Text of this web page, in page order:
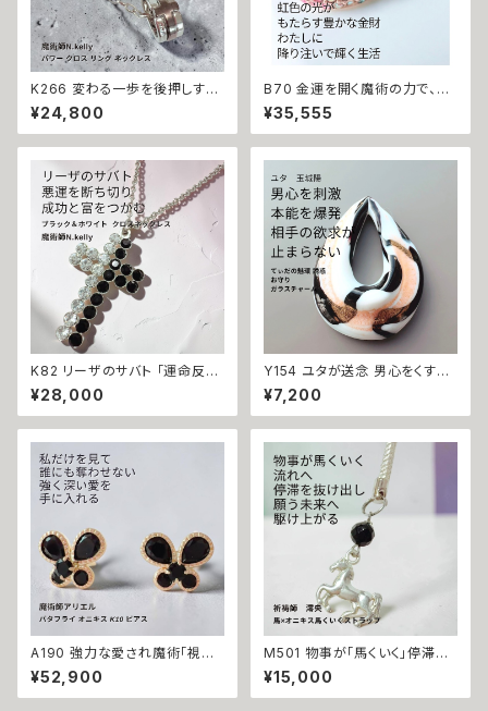
K266 変わる一歩を後押しする
【強力な引き寄せ】アフロディテ
の神秘パワー クロス リング ネ
ックレス｜復縁・片思い成就 N.
結び 魅力アップ エネルギー 魅
力 魔力 魔術 白魔術 願い 叶う
結び 開運 強運 本物 パワースト
ーン お守り 強力 男女兼用
¥24,800
B70 金運を開く魔術の力で、成
功を引き寄せる 悪魔術 マルチ
カラー シトリンカラー ストーン
グラデーション リング 悪魔術師
ロー ビジュー マチュラダイヤモ
ンド 大開運 金運 財運 幸運 願
望成就 黒魔術 おまじない 呪 本
物 魔術師 魔法 強力
¥35,555
K82 リーザのサバト 「運命反転
のクロス」悪運を断ち切り成功
と富をつかむ 金運上昇 キャリア
アップ マチュラダイヤモンド ク
十字架 魔術 白魔術 運気アップ
おまもり おまじない 魔術 本物
強力 白魔術 占い 願いが叶う
¥28,000
Y154 ユタが送念 男心をくすぐ
る性的魅力が溢れ出す 色っぽさ
UP てぃだの魅環 誘惑 お守り
ガラスチャーム 魅了 セクシャル
ない 祈祷 ペンダントトップ
¥7,200
A190 強力な愛され魔術「視線
封印」執愛の蝶 私以外見ないで
狂おしいほど愛されたい 浮気防
止 バタフライ オニキス K10 ピ
¥52,900
M501 物事が「馬くいく」停滞を
打ち破り勝運を呼び込む 馬 オ
ニキス シルバー ストラップ キー
ホルダー 祈祷師 澪央（みお）手
¥15,000